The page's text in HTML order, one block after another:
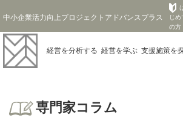
中小企業活力向上プロジェクトアドバンスプラス
じめ
の方
経営を分析する 経営を学ぶ 支援施策を
専門家コラム